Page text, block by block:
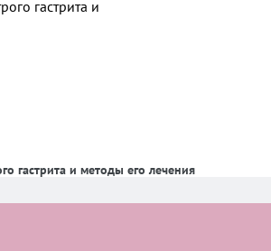
гастрита и методы его лечения